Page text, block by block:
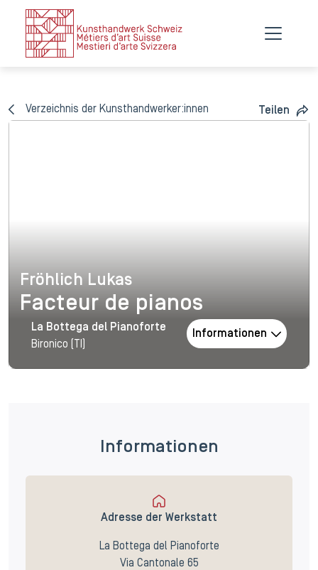
Verzeichnis der Kunsthandwerker:innen Teilen
Fröhlich Lukas
Fröhlich Lukas
Facteur de pianos
La Bottega del Pianoforte
Bironico (TI)
Informationen
Informationen
Adresse der Werkstatt
La Bottega del Pianoforte
Via Cantonale 65